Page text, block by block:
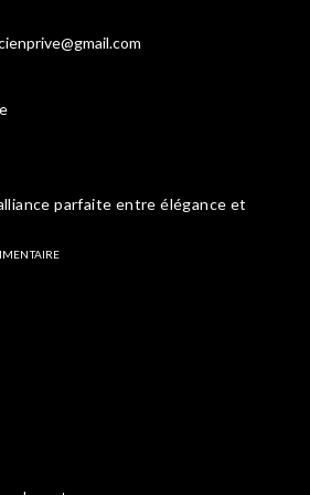
parfaite entre élégance et